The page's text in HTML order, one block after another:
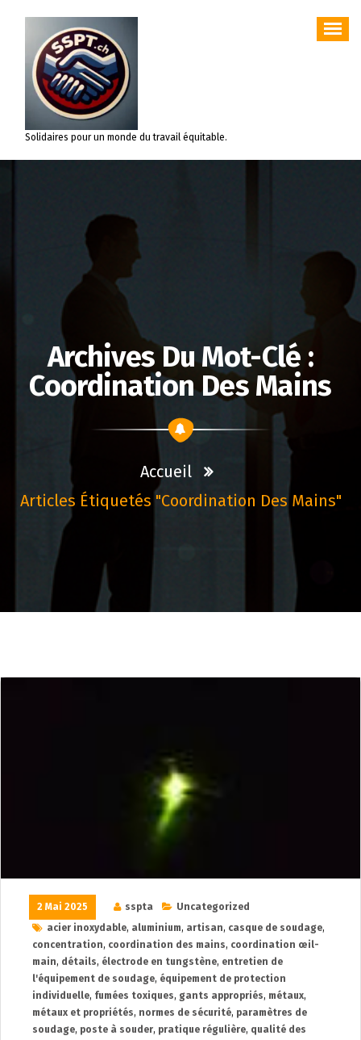
contenu
Solidaires pour un monde du travail équitable.
Archives Du Mot-Clé :
Coordination Des Mains
Accueil
Articles Étiquetés "coordination Des Mains"
2 Mai 2025 sspta
Uncategorized
acier inoxydable, aluminium, artisan, casque de soudage,
concentration, coordination des mains, coordination œil-
main, détails, électrode en tungstène, entretien de
l'équipement de soudage, équipement de protection
individuelle, fumées toxiques, gants appropriés, métaux,
métaux et propriétés, normes de sécurité, paramètres de
soudage, poste à souder, pratique régulière, qualité des